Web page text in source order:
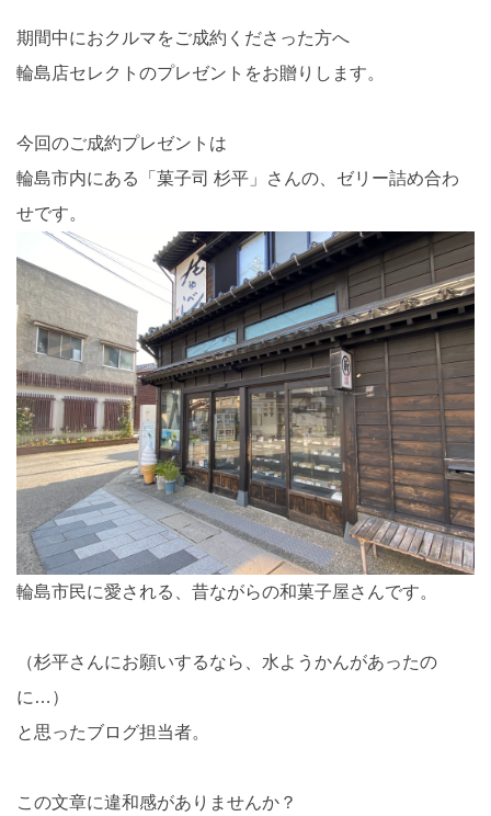
期間中におクルマをご成約くださった方へ
輪島店セレクトのプレゼントをお贈りします。
今回のご成約プレゼントは
輪島市内にある「菓子司 杉平」さんの、ゼリー詰め合わ
せです。
輪島市民に愛される、昔ながらの和菓子屋さんです。
（杉平さんにお願いするなら、水ようかんがあったの
に…）
と思ったブログ担当者。
この文章に違和感がありませんか？